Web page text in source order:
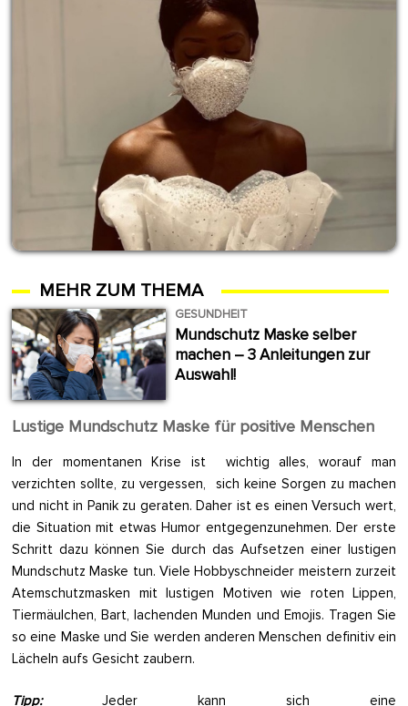
MEHR ZUM THEMA
GESUNDHEIT
Mundschutz Maske selber
machen – 3 Anleitungen zur
Auswahl!
Lustige Mundschutz Maske für positive Menschen
In der momentanen Krise ist wichtig alles, worauf man
verzichten sollte, zu vergessen, sich keine Sorgen zu machen
und nicht in Panik zu geraten. Daher ist es einen Versuch wert,
die Situation mit etwas Humor entgegenzunehmen. Der erste
Schritt dazu können Sie durch das Aufsetzen einer lustigen
Mundschutz Maske tun. Viele Hobbyschneider meistern zurzeit
Atemschutzmasken mit lustigen Motiven wie roten Lippen,
Tiermäulchen, Bart, lachenden Munden und Emojis. Tragen Sie
so eine Maske und Sie werden anderen Menschen definitiv ein
Lächeln aufs Gesicht zaubern.
Tipp:Jeder kann sich eine